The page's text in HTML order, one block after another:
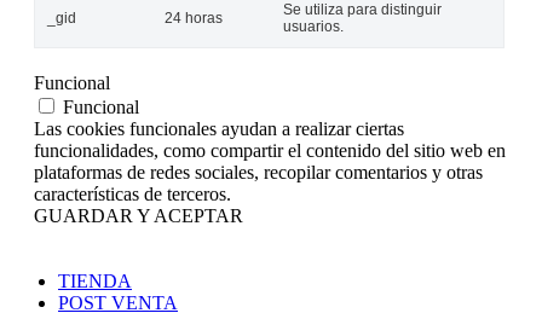
_gid 24 horas
Se utiliza para distinguir
usuarios.
Funcional
Funcional
Las cookies funcionales ayudan a realizar ciertas
funcionalidades, como compartir el contenido del sitio web en
plataformas de redes sociales, recopilar comentarios y otras
características de terceros.
GUARDAR Y ACEPTAR
TIENDA
POST VENTA